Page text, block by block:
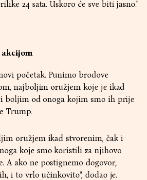
24 sata. Uskoro će sve biti jasno."
akcijom
početak. Punimo brodove
najboljim oružjem koje je ikad
boljim od onoga kojim smo ih prije
Trump.
oružjem ikad stvorenim, čak i
koje smo koristili za njihovo
A ako ne postignemo dogovor,
i to vrlo učinkovito", dodao je.